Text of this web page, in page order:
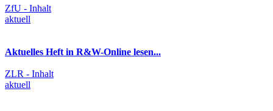
ZfU - Inhalt
aktuell
Aktuelles Heft in R&W-Online lesen...
ZLR - Inhalt
aktuell